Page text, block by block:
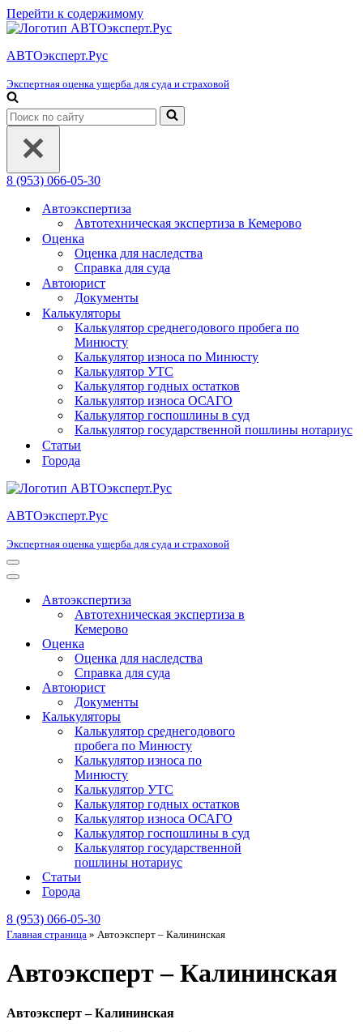
Перейти к содержимому
АВТОэксперт.Рус
Экспертная оценка ущерба для суда и страховой
Искать...
8 (953) 066-05-30
Автоэкспертиза
Автотехническая экспертиза в Кемерово
Оценка
Оценка для наследства
Справка для суда
Автоюрист
Документы
Калькуляторы
Калькулятор среднегодового пробега по
Минюсту
Калькулятор износа по Минюсту
Калькулятор УТС
Калькулятор годных остатков
Калькулятор износа ОСАГО
Калькулятор госпошлины в суд
Калькулятор государственной пошлины нотариус
Статьи
Города
АВТОэксперт.Рус
Экспертная оценка ущерба для суда и страховой
Меню
навигации
Меню
навигацииАвтоэкспертиза
Автотехническая экспертиза в
Кемерово
Оценка
Оценка для наследства
Справка для суда
Автоюрист
Документы
Калькуляторы
Калькулятор среднегодового
пробега по Минюсту
Калькулятор износа по
Минюсту
Калькулятор УТС
Калькулятор годных остатков
Калькулятор износа ОСАГО
Калькулятор госпошлины в суд
Калькулятор государственной
пошлины нотариус
Статьи
Города
8 (953) 066-05-30
Главная страница » Автоэксперт – Калининская
Автоэксперт – Калининская
Автоэксперт – Калининская